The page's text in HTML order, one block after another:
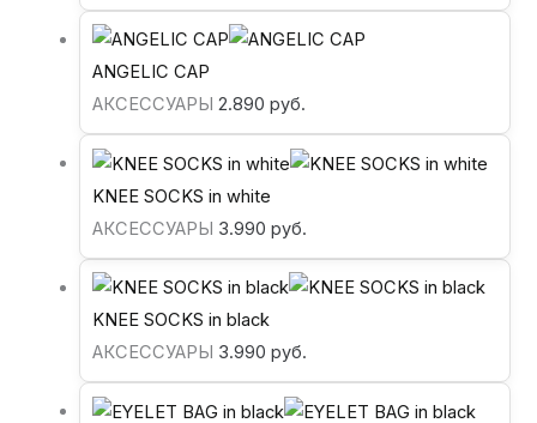
ANGELIC CAP
АКСЕССУАРЫ2.890руб.
KNEE SOCKS in white
АКСЕССУАРЫ 3.990руб.
KNEE SOCKS in black
АКСЕССУАРЫ 3.990руб.